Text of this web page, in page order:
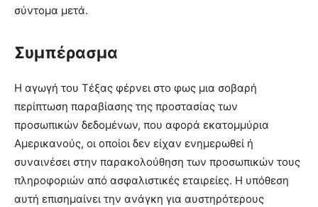
σύντομα μετά.
Συμπέρασμα
Η αγωγή του Τέξας φέρνει στο φως μια σοβαρή
περίπτωση παραβίασης της προστασίας των
προσωπικών δεδομένων, που αφορά εκατομμύρια
Αμερικανούς, οι οποίοι δεν είχαν ενημερωθεί ή
συναινέσει στην παρακολούθηση των προσωπικών τους
πληροφοριών από ασφαλιστικές εταιρείες. Η υπόθεση
αυτή επισημαίνει την ανάγκη για αυστηρότερους